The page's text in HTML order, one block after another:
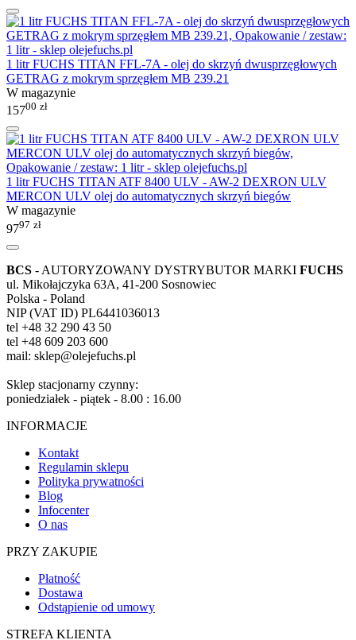
1 litr FUCHS TITAN FFL-7A - olej do skrzyń dwusprzęgłowych
GETRAG z mokrym sprzęgłem MB 239.21
W magazynie
15700 zł
1 litr FUCHS TITAN ATF 8400 ULV - AW-2 DEXRON ULV
MERCON ULV olej do automatycznych skrzyń biegów
W magazynie
9797 zł
BCS - AUTORYZOWANY DYSTRYBUTOR MARKI FUCHS
ul. Mikołajczyka 63A, 41-200 Sosnowiec
Polska - Poland
NIP (VAT ID) PL6441036013
tel +48 32 290 43 50
tel +48 609 203 600
mail: sklep@olejefuchs.pl
Sklep stacjonarny czynny:
poniedziałek - piątek - 8.00 : 16.00
INFORMACJE
Kontakt
Regulamin sklepu
Polityka prywatności
Blog
Infocenter
O nas
PRZY ZAKUPIE
Płatność
Dostawa
Odstąpienie od umowy
STREFA KLIENTA